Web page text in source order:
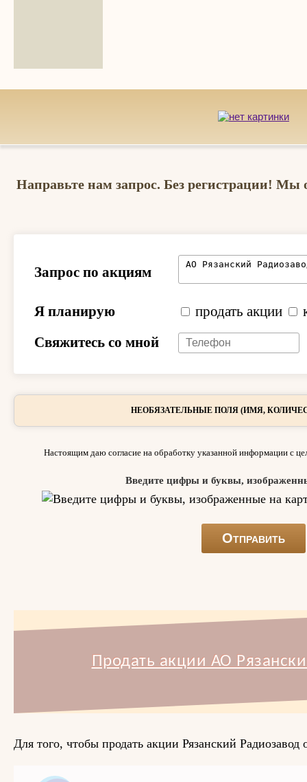
Направьте нам запрос. Без регистрации! Мы
Запрос по акциям
Я планирую продать акции
Свяжитесь со мной
НЕОБЯЗАТЕЛЬНЫЕ ПОЛЯ (ИМЯ,
Настоящим даю согласие на обработку указанной информации с
Введите цифры и буквы,
Продать акции АО
Для того, чтобы продать акции Рязанский Радиозавод